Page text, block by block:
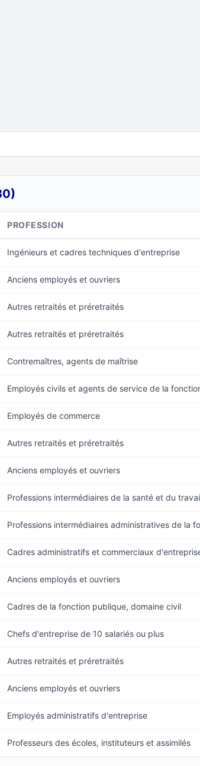
PROFESSION
Ingénieurs et cadres techniques d'entreprise
Anciens employés et ouvriers
Autres retraités et préretraités
Autres retraités et préretraités
Contremaîtres, agents de maîtrise
Employés civils et agents de service de la
Employés de commerce
Autres retraités et préretraités
Anciens employés et ouvriers
Professions intermédiaires de la santé et du
Professions intermédiaires administratives de la
Cadres administratifs et commerciaux
Anciens employés et ouvriers
Cadres de la fonction publique, domaine civil
Chefs d'entreprise de 10 salariés ou plus
Autres retraités et préretraités
Anciens employés et ouvriers
Employés administratifs d'entreprise
Professeurs des écoles, instituteurs et assimilés